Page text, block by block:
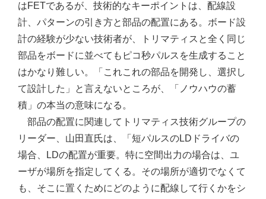
はFETであるが、技術的なキーポイントは、配線設
計、パターンの引き方と部品の配置にある。ボード設
計の経験が少ない技術者が、トリマティスと全く同じ
部品をボードに並べてもピコ秒パルスを生成すること
はかなり難しい。「これこれの部品を開発し、選択し
て設計した」と言えないところが、「ノウハウの蓄
積」の本当の意味になる。
部品の配置に関連してトリマティス技術グループの
リーダー、山田直氏は、「短パルスのLDドライバの
場合、LDの配置が重要。特に空間出力の場合は、ユ
ーザが場所を指定してくる。その場所が適切でなくて
も、そこに置くためにどのように配線して行くかをシ